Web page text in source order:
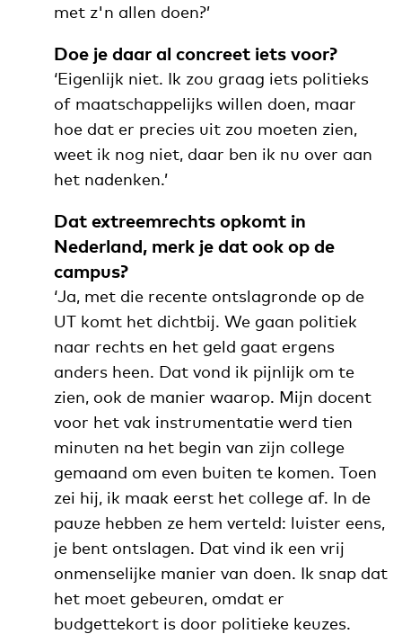
met z'n allen doen?’
Doe je daar al concreet iets voor?
‘Eigenlijk niet. Ik zou graag iets politieks
of maatschappelijks willen doen, maar
hoe dat er precies uit zou moeten zien,
weet ik nog niet, daar ben ik nu over aan
het nadenken.’
Dat extreemrechts opkomt in
Nederland, merk je dat ook op de
campus?
‘Ja, met die recente ontslagronde op de
UT komt het dichtbij. We gaan politiek
naar rechts en het geld gaat ergens
anders heen. Dat vond ik pijnlijk om te
zien, ook de manier waarop. Mijn docent
voor het vak instrumentatie werd tien
minuten na het begin van zijn college
gemaand om even buiten te komen. Toen
zei hij, ik maak eerst het college af. In de
pauze hebben ze hem verteld: luister eens,
je bent ontslagen. Dat vind ik een vrij
onmenselijke manier van doen. Ik snap dat
het moet gebeuren, omdat er
budgettekort is door politieke keuzes.